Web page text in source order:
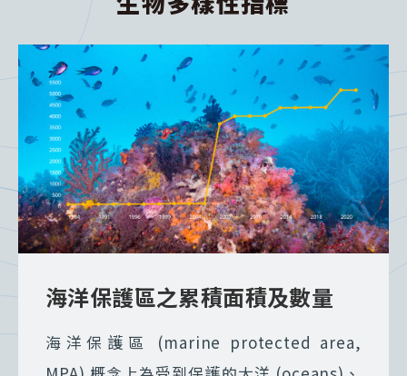
海洋保護區之累積面積及數量
海洋保護區 (marine protected area,